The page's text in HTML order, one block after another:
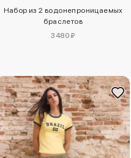
Набор из 2 водонепроницаемых
браслетов
3480 ₽